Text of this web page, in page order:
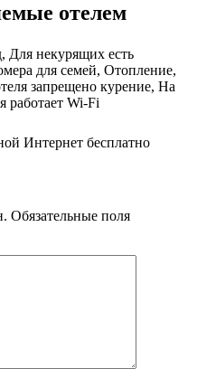
отелем
Для некурящих есть
для семей, Отопление,
запрещено курение, На
работает Wi-Fi
Интернет бесплатно
Обязательные поля